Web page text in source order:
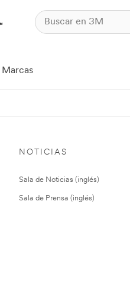
Marcas
NOTICIAS
Sala de Noticias (inglés)
Sala de Prensa (inglés)